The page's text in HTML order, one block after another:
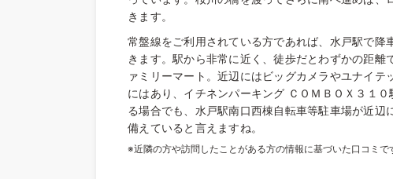
きます。
常盤線をご利用されている方であれば、水戸駅で
きます。駅から非常に近く、徒歩だとわずかの距
ァミリーマート。近辺にはビッグカメラやユナイ
にはあり、イチネンパーキング ＣＯＭＢＯＸ３１
る場合でも、水戸駅南口西棟自転車等駐車場が近
備えていると言えますね。
※近隣の方や訪問したことがある方の情報に基づいた口コミ